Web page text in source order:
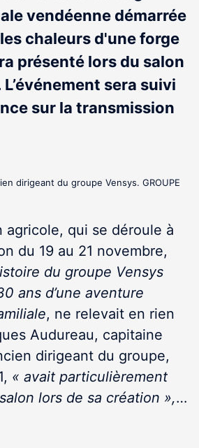
vendéenne démarrée
chaleurs d'une forge
présenté lors du salon
L’événement sera suivi
sur la transmission
dirigeant du groupe Vensys. GROUPE
agricole, qui se déroule à
du 19 au 21 novembre,
du groupe Vensys
ans d’une aventure
, ne relevait en rien
Audureau, capitaine
dirigeant du groupe,
« avait particulièrement
lors de sa création »,…